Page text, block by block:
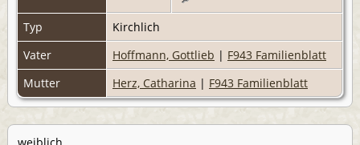
Typ
Kirchlich
Vater
Hoffmann, Gottlieb | F943 Familienblatt
Mutter
Herz, Catharina | F943 Familienblatt
weiblich